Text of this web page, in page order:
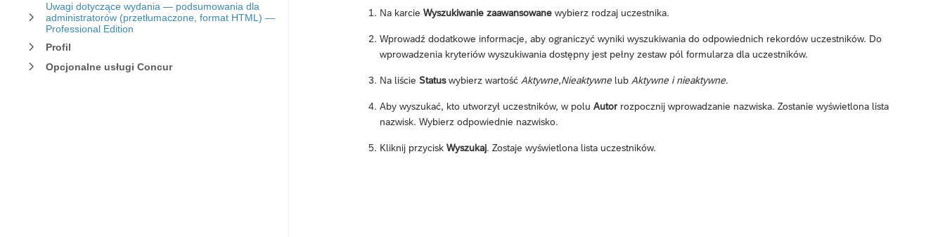
Uwagi dotyczące wydania — podsumowania dla
administratorów (przetłumaczone, format HTML) —
Professional Edition
Profil
Opcjonalne usługi Concur
Na karcie Wyszukiwanie zaawansowane wybierz rodzaj uczestnika.
Wprowadź dodatkowe informacje, aby ograniczyć wyniki wyszukiwania do odpowiednich rekordów uczestników. Do
wprowadzenia kryteriów wyszukiwania dostępny jest pełny zestaw pól formularza dla uczestników.
Na liście Statuswybierz wartość Aktywne,Nieaktywne lub Aktywne i nieaktywne.
Aby wyszukać, kto utworzył uczestników, w polu Autor rozpocznij wprowadzanie nazwiska. Zostanie wyświetlona lista
nazwisk. Wybierz odpowiednie nazwisko.
Kliknij przycisk Wyszukaj. Zostaje wyświetlona lista uczestników.